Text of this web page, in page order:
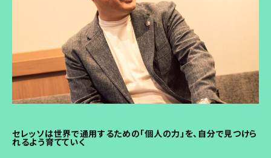
セレッソは世界で通用するための「個人の力」を、自分で見つけら
れるよう育てていく